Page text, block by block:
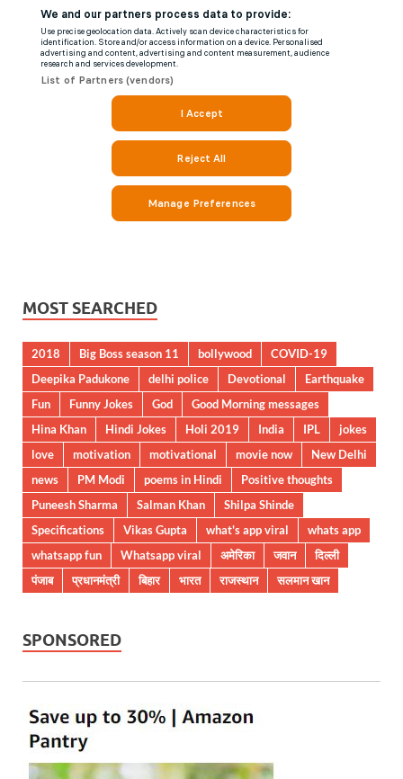
MOST SEARCHED
2018 Big Boss season 11 bollywood
COVID-19
Deepika Padukone
delhi police Devotional
Earthquake
Fun
Funny Jokes God
Good Morning messages
Hina Khan
Hindi Jokes Holi 2019 India IPL
jokes
love
motivation motivational movie now
New Delhi
news
PM Modi poems in Hindi
Positive thoughts
Puneesh Sharma
Salman Khan
Shilpa Shinde
Specifications
Vikas Gupta what's app viral
whats app
whatsapp fun
Whatsapp viral अमेरिका जवान
दिल्ली
पंजाब
प्रधानमंत्री बिहार भारत राजस्थान सलमान खान
SPONSORED